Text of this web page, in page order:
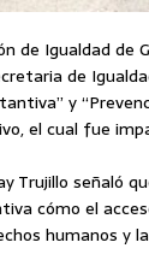
de Igualdad de
de
y
el cual fue
Trujillo señaló
cómo el
humanos y